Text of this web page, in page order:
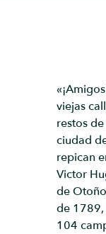
viejas
restos
ciudad
repican
Victor
de
de
104